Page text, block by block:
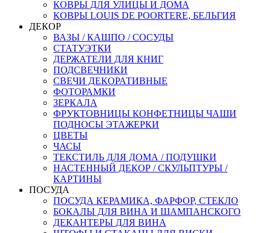
КОВРЫ ДЛЯ УЛИЦЫ И ДОМА
КОВРЫ LOUIS DE POORTERE, БЕЛЬГИЯ
ДЕКОР
ВАЗЫ / КАШПО / СОСУДЫ
СТАТУЭТКИ
ДЕРЖАТЕЛИ ДЛЯ КНИГ
ПОДСВЕЧНИКИ
СВЕЧИ ДЕКОРАТИВНЫЕ
ФОТОРАМКИ
ЗЕРКАЛА
ФРУКТОВНИЦЫ КОНФЕТНИЦЫ ЧАШИ
ПОДНОСЫ ЭТАЖЕРКИ
ЦВЕТЫ
ЧАСЫ
ТЕКСТИЛЬ ДЛЯ ДОМА / ПОДУШКИ
НАСТЕННЫЙ ДЕКОР / СКУЛЬПТУРЫ /
КАРТИНЫ
ПОСУДА
ПОСУДА КЕРАМИКА, ФАРФОР, СТЕКЛО
БОКАЛЫ ДЛЯ ВИНА И ШАМПАНСКОГО
ДЕКАНТЕРЫ ДЛЯ ВИНА